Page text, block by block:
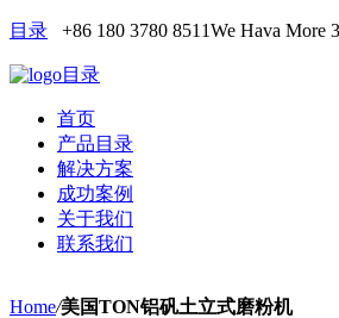
目录 +86 180 3780 8511We Hava More
目录
首页
产品目录
解决方案
成功案例
关于我们
联系我们
Home/美国TON铝矾土立式磨粉机